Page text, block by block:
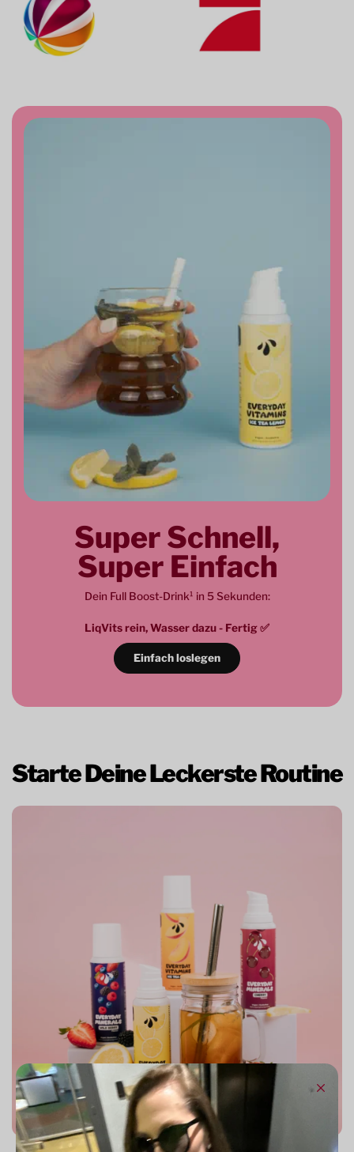
Super Schnell,
Super Einfach
Dein Full Boost-Drink¹ in 5 Sekunden:
LiqVits rein, Wasser dazu - Fertig ✅
Einfach loslegen
Starte Deine Leckerste Routine
Starter Set